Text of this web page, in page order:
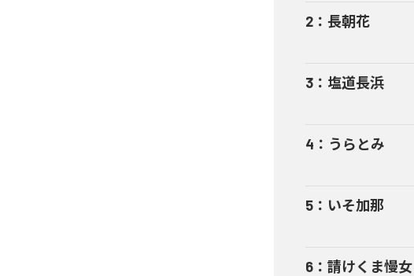
2 ： 長朝花
3 ： 塩道長浜
4 ： うらとみ
5 ： いそ加那
6 ： 請けくま慢女